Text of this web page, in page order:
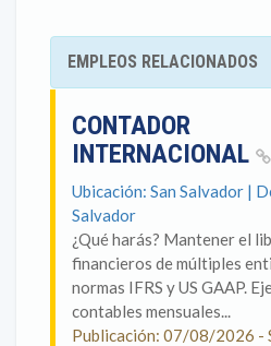
EMPLEOS RELACIONADOS
CONTADOR
INTERNACIONAL
Ubicación: San Salvador |
Salvador
¿Qué harás? Mantener el
financieros de múltiples
normas IFRS y US GAAP.
contables mensuales...
Publicación: 07/08/2026 -